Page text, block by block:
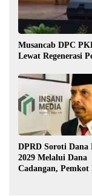
Musancab DPC
Lewat Regenerasi
DPRD Soroti Dana
2029 Melalui Dana
Cadangan,